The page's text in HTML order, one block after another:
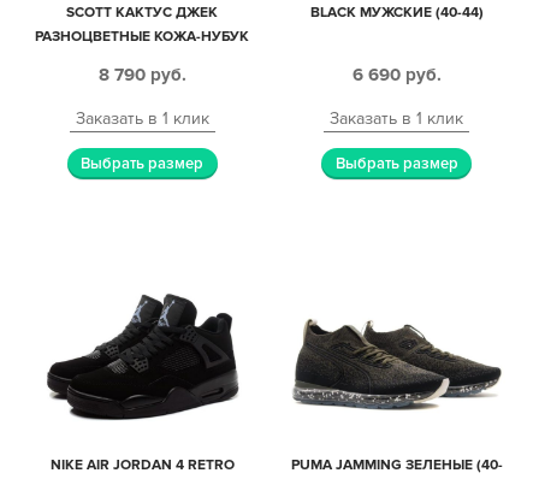
SCOTT КАКТУС ДЖЕК
РАЗНОЦВЕТНЫЕ КОЖА-НУБУК
8 790 руб.
Заказать в 1 клик
Выбрать размер
BLACK МУЖСКИЕ (40-44)
6 690 руб.
Заказать в 1 клик
Выбрать размер
NIKE AIR JORDAN 4 RETRO
PUMA JAMMING ЗЕЛЕНЫЕ (40-